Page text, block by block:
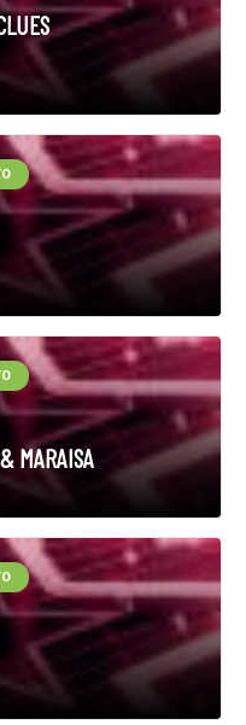
MARAISA